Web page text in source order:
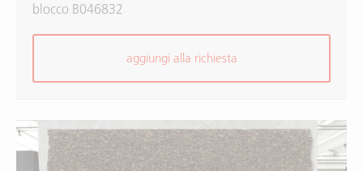
blocco B046832
aggiungi alla richiesta